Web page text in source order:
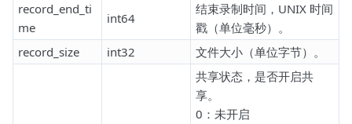
record_end_ti
me
int64
结束录制时间，UNIX 时间
戳（单位毫秒）。
record_size
int32 文件大小（单位字节）。
共享状态，是否开启共
享。
0：未开启